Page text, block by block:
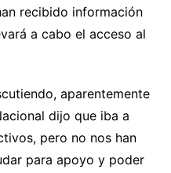
recibido información
a cabo el acceso al
aparentemente
dijo que iba a
pero no nos han
para apoyo y poder